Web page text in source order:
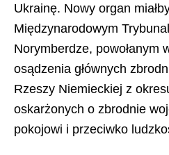
Ukrainę. Nowy organ
Międzynarodowym
Norymberdze, powołanym
osądzenia głównych
Rzeszy Niemieckiej z
oskarżonych o zbrodnie
pokojowi i przeciwko